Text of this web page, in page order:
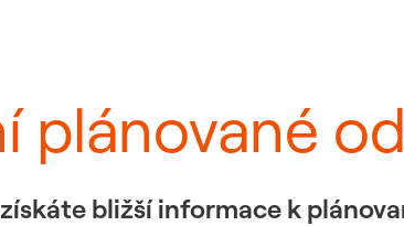
plánované
bližší informace k